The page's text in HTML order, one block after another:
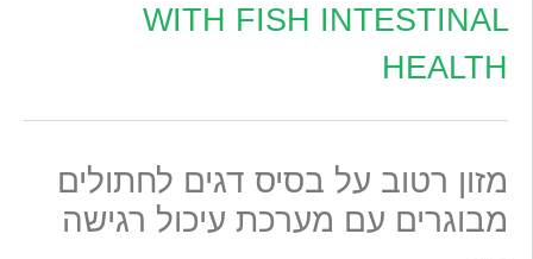
WITH FISH INTESTINAL
HEALTH
מזון רטוב על בסיס דגים לחתולים
מבוגרים עם מערכת עיכול רגישה